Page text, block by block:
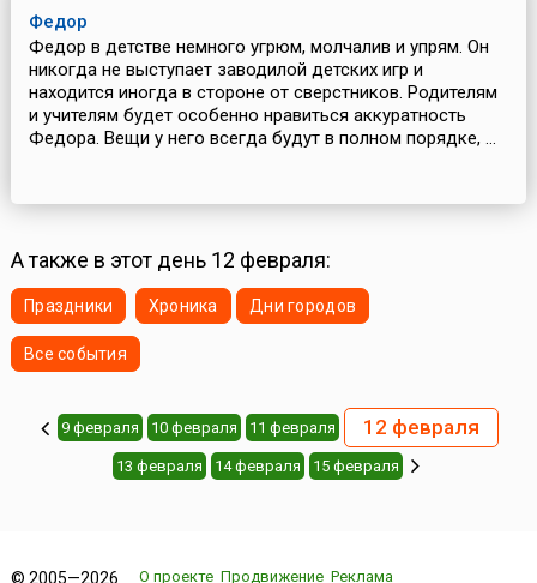
Федор
Федор в детстве немного угрюм, молчалив и упрям. Он
никогда не выступает заводилой детских игр и
находится иногда в стороне от сверстников. Родителям
и учителям будет особенно нравиться аккуратность
Федора. Вещи у него всегда будут в полном порядке, ...
А также в этот день 12 февраля:
Праздники Хроника Дни городов
Все события
9 февраля 10 февраля 11 февраля 12 февраля
13 февраля 14 февраля 15 февраля
© 2005—2026
О проекте Продвижение Реклама